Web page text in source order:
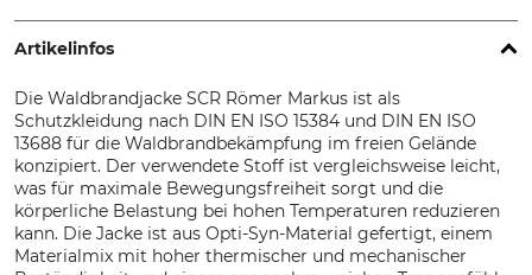
Artikelinfos
Die Waldbrandjacke SCR Römer Markus ist als
Schutzkleidung nach DIN EN ISO 15384 und DIN EN ISO
13688 für die Waldbrandbekämpfung im freien Gelände
konzipiert. Der verwendete Stoff ist vergleichsweise leicht,
was für maximale Bewegungsfreiheit sorgt und die
körperliche Belastung bei hohen Temperaturen reduzieren
kann. Die Jacke ist aus Opti-Syn-Material gefertigt, einem
Materialmix mit hoher thermischer und mechanischer